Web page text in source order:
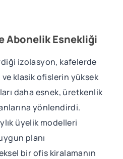
Abonelik Esnekliği
izolasyon, kafelerde
ve klasik ofislerin yüksek
daha esnek, üretkenlik
yönlendirdi.
üyelik modelleri
planı
bir ofis kiralamanın